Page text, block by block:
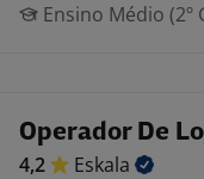
Ensino Médio (2º
Operador De
4,2
Eskala